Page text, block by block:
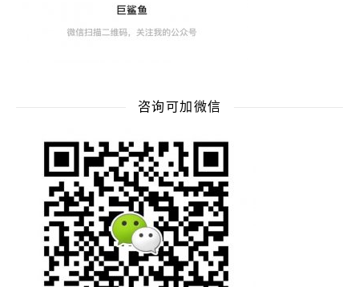
咨询可加微信